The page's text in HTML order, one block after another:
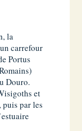
la
carrefour
Portus
Douro.
et
par les